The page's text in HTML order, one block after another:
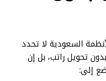
السعودية لا تحدد
تحويل راتب، بل إن
إلى: